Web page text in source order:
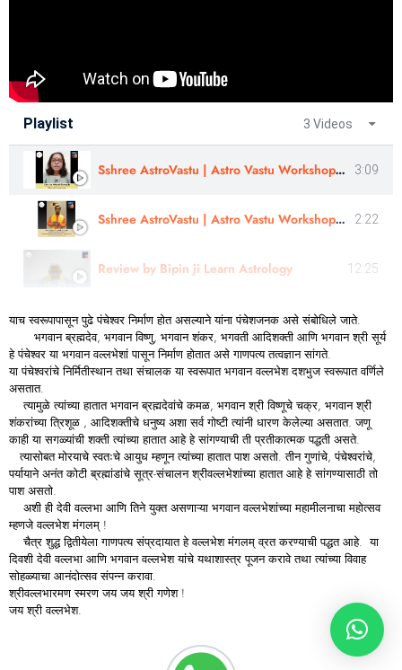
Playlist 3 Videos
Sshree AstroVastu | Astro Vastu Workshop | Review | Suvarna Mrunal Ghorpade 3:09
Sshree AstroVastu | Astro Vastu Workshop | Review |Astrologer Rajendra Singh | Uttarakhand 2:22
Review by Bipin ji Learn Astrology 12:25
याच स्वरूपापासून पुढे पंचेश्वर निर्माण होत असल्याने यांना पंचेशजनक असे संबोधिले जाते.
भगवान ब्रह्मदेव, भगवान विष्णु, भगवान शंकर, भगवती आदिशक्ती आणि भगवान श्री सूर्य
हे पंचेश्वर या भगवान वल्लभेशां पासून निर्माण होतात असे गाणपत्य तत्वज्ञान सांगते.
या पंचेश्वरांचे निर्मितीस्थान तथा संचालक या स्वरूपात भगवान वल्लभेश दशभुज स्वरूपात वर्णिले
असतात.
त्यामुळे त्यांच्या हातात भगवान ब्रह्मदेवांचे कमळ, भगवान श्री विष्णूचे चक्र, भगवान श्री
शंकरांच्या त्रिशूळ , आदिशक्तीचे धनुष्य अशा सर्व गोष्टी त्यांनी धारण केलेल्या असतात. जणू
काही या सगळ्यांची शक्ती त्यांच्या हातात आहे हे सांगण्याची ती प्रतीकात्मक पद्धती असते.
त्यासोबत मोरयाचे स्वतःचे आयुध म्हणून त्यांच्या हातात पाश असतो. तीन गुणांचे, पंचेश्वरांचे,
पर्यायाने अनंत कोटी ब्रह्मांडांचे सूत्र-संचालन श्रीवल्लभेशांच्या हातात आहे हे सांगण्यासाठी तो
पाश असतो.
अशी ही देवी वल्लभा आणि तिने युक्त असणाऱ्या भगवान वल्लभेशांच्या महामीलनाचा महोत्सव
म्हणजे वल्लभेश मंगलम् !
चैत्र शुद्ध द्वितीयेला गाणपत्य संप्रदायात हे वल्लभेश मंगलम् व्रत करण्याची पद्धत आहे. या
दिवशी देवी वल्लभा आणि भगवान वल्लभेश यांचे यथाशास्त्र पूजन करावे तथा त्यांच्या विवाह
सोहळ्याचा आनंदोत्सव संपन्न करावा.
श्रीवल्लभारमण स्मरण जय जय श्री गणेश !
जय श्री वल्लभेश.